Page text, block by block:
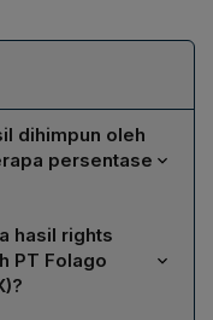
dihimpun oleh
persentase
2,9 triliun melalui
Sukses
lembar
hasil rights
PT Folago